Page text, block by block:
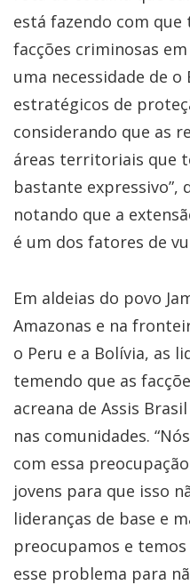
está fazendo com
facções criminosas
uma necessidade de
estratégicos de
considerando que as
áreas territoriais que
bastante expressivo”,
notando que a
é um dos fatores de
Em aldeias do povo
Amazonas e na
o Peru e a Bolívia, as
temendo que as
acreana de Assis
nas comunidades.
com essa
jovens para que isso
lideranças de base e
preocupamos e
esse problema para